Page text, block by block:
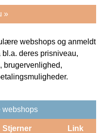
»
webshops og anmeldt
deres prisniveau,
brugervenlighed,
webshops
Stjerner Link